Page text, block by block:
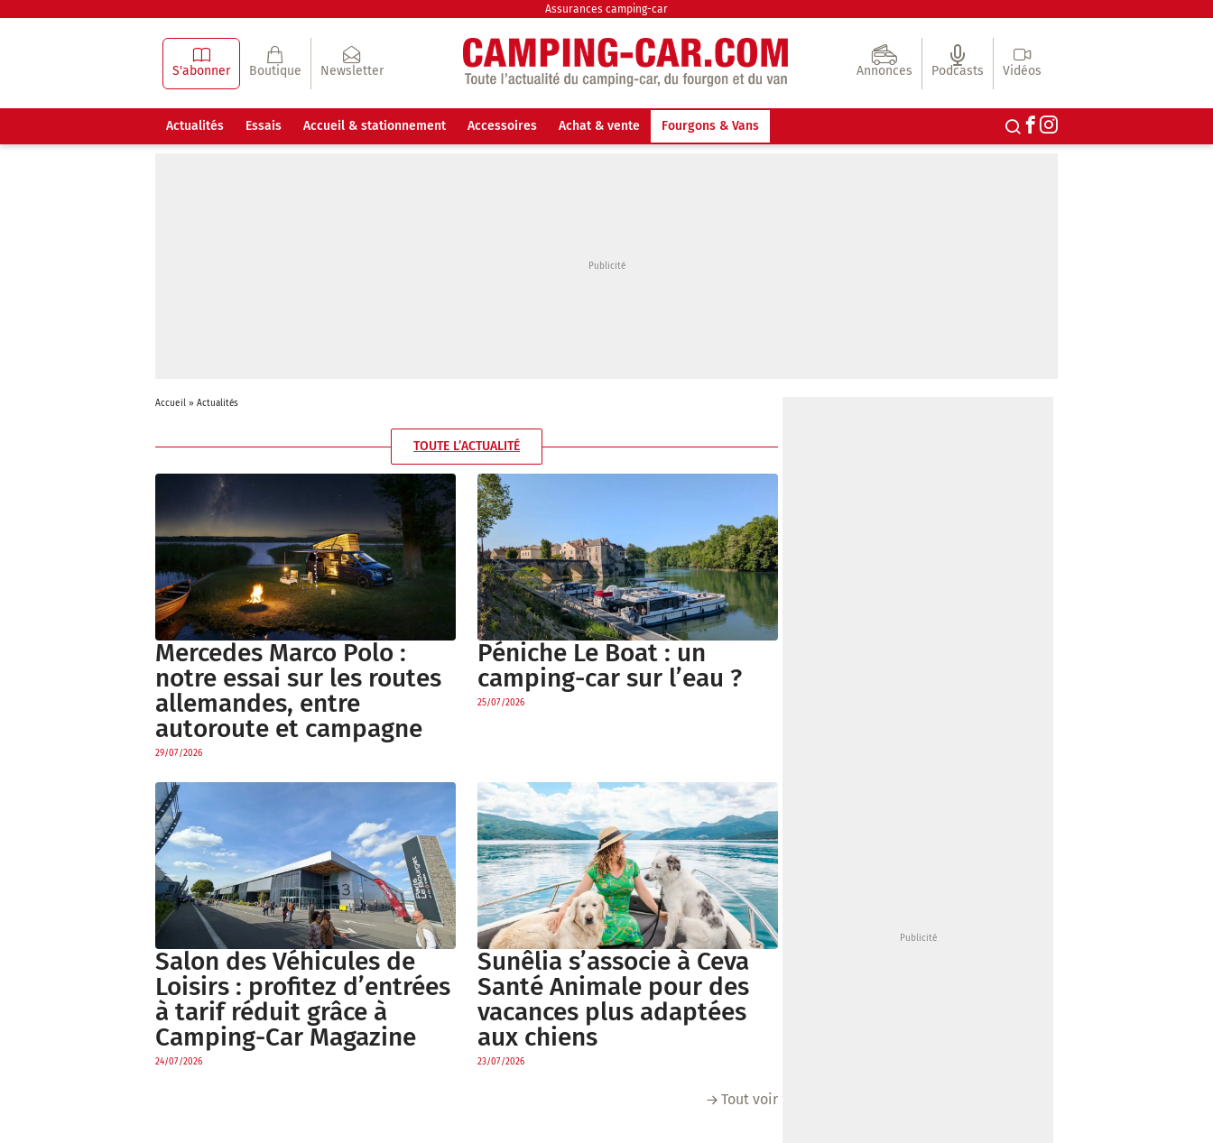
Assurances camping-car
S'abonner Boutique Newsletter Annonces Podcasts Vidéos
Actualités Essais Accueil & stationnement Accessoires Achat & vente Fourgons & Vans
Accueil» Actualités
TOUTE L’ACTUALITÉ
Mercedes Marco Polo :
notre essai sur les routes
allemandes, entre
autoroute et campagne
29/07/2026
Péniche Le Boat : un
camping-car sur l’eau ?
25/07/2026
Salon des Véhicules de
Loisirs : profitez d’entrées
à tarif réduit grâce à
Camping-Car Magazine
24/07/2026
Sunêlia s’associe à Ceva
Santé Animale pour des
vacances plus adaptées
aux chiens
23/07/2026
Tout voir